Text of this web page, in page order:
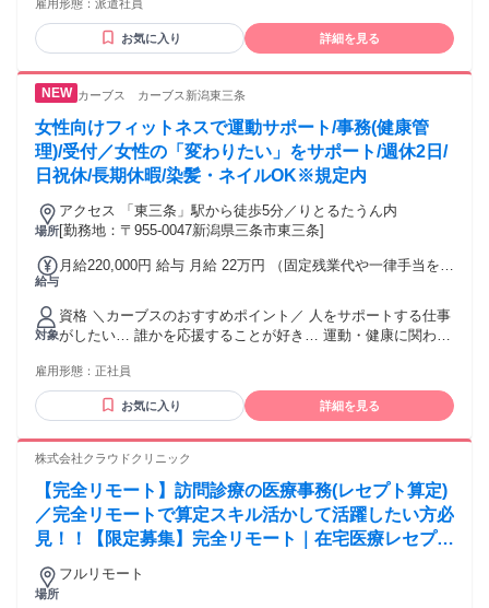
条件≫ 40代以上活躍中 主夫・主婦活躍中 入社日応相談 ブラ
ンクOK 新卒・第二新卒 PCスキル不要 無資格OK 経験者優遇
女性が活躍 社内公募対象求人 フリーターOK 男性活躍中 副業
雇用形態： 派遣社員
お気に入り 詳細を見る
カーブス カーブス新潟東三条
女性向けフィットネスで運動サポート/事務(健康管
理)/受付／女性の「変わりたい」をサポート/週休2日/
日祝休/長期休暇/染髪・ネイルOK※規定内
場所
アクセス 「東三条」駅から徒歩5分／りとるたうん内
[勤務地：〒955-0047新潟県三条市東三条]
給与
月給220,000円 給与 月給 22万円 （固定残業代や一律手当を含
時間） 固定残業時間を超えた勤務時間については別途残業代
を支給する 交通費：交通費支給
対象
資格 ＼カーブスのおすすめポイント／ 人をサポートする仕事
がしたい… 誰かを応援することが好き… 運動・健康に関わる
そんなあなたのための職場です！
雇用形態： 正社員
お気に入り 詳細を見る
株式会社クラウドクリニック
【完全リモート】訪問診療の医療事務(レセプト算定)
／完全リモートで算定スキル活かして活躍したい方必
見！！【限定募集】完全リモート｜在宅医療レセプト
算定（成果報酬型／業務委託）
場所
フルリモート